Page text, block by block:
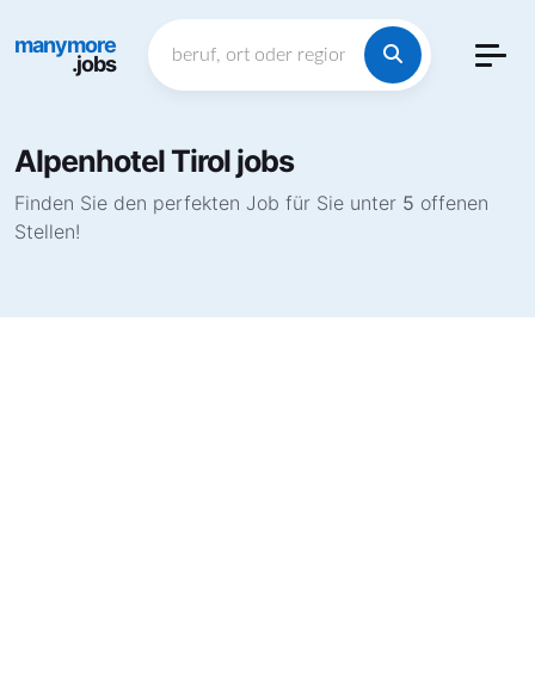
manymore
.jobs
Alpenhotel Tirol jobs
Finden Sie den perfekten Job für Sie unter 5 offenen
Stellen!